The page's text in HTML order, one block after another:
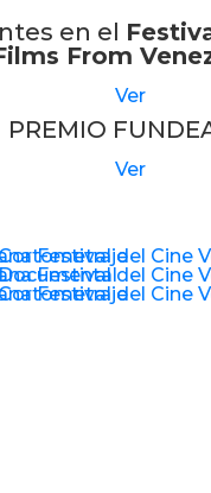
en el
From
Ver
PREMIO
Ver